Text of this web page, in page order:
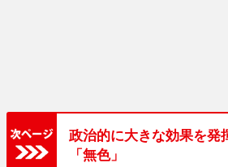
政治的に大きな効果を発
「無色」